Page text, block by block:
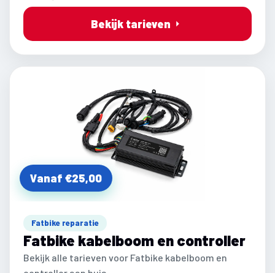
Bekijk tarieven
Vanaf €25,00
Fatbike reparatie
Fatbike kabelboom en controller
Bekijk alle tarieven voor Fatbike kabelboom en